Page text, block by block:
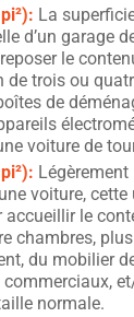
La
d’un garage
le
de trois ou
de
voiture de
Légèrement
voiture,
accueillir le
chambres,
du mobilier
normale.